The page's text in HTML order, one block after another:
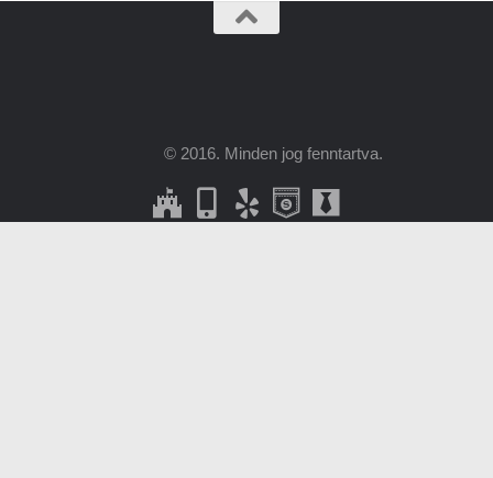
© 2016. Minden jog fenntartva.